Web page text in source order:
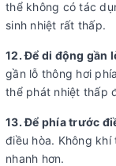
thể không có tác
sinh nhiệt rất thấp.
12. Để di động gần
gần lỗ thông hơi
thể phát nhiệt thấp
13. Để phía trước
điều hòa. Không
nhanh hơn.